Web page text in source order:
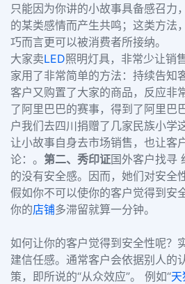
只能因为你讲的小故事具备感召力
的某类感情而产生共鸣；这类方法
巧而言更可以被消费者所接纳。
大家卖LED照明灯具，非常少让销
家用了非常简单的方法：持续告知
客户又购置了大家的商品，反应非
了阿里巴巴的赛事，得到了阿里巴
户我们去四川捐赠了几家民族小学
让小故事自身去市场销售，也让客
论：。 第二、秀印证国外客户找寻
的没有安全感。因而，她们对安全
假如你不可以使你的客户觉得到安
你的店铺多滞留就算一分钟。
如何让你的客户觉得到安全性呢？
建信任感。通常客户会依据别人的
策，即所说的“从众效应”。 例如“天